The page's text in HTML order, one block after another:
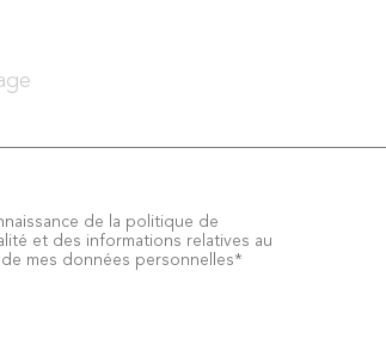
de la politique de
et des informations relatives au
mes données personnelles*